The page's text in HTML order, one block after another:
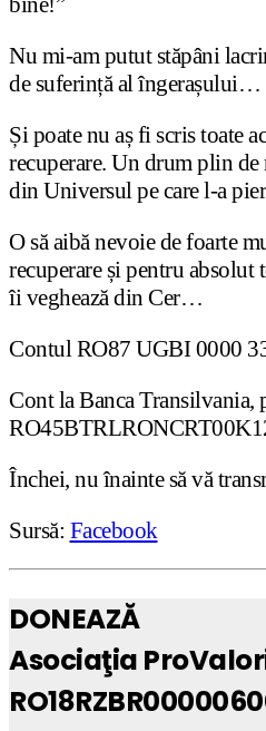
Nu mi-am putut stăpâni
de suferință al îngerașului…
Și poate nu aș fi scris toate
recuperare. Un drum plin
din Universul pe care l-a
O să aibă nevoie de foarte
recuperare și pentru absolut
îi veghează din Cer…
Contul RO87 UGBI 0000
Cont la Banca Transilvania,
Închei, nu înainte să vă
Sursă: Facebook
DONEAZĂ
Asociaţia